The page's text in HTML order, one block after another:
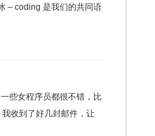
– coding 是我们的共同语
些女程序员都很不错，比
收到了好几封邮件，让